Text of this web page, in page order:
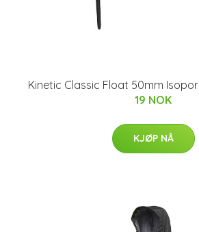
Kinetic Classic Float 50mm
19 NOK
KJØP NÅ